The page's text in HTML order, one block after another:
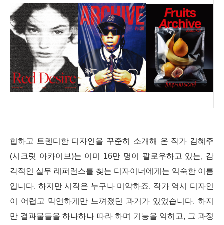
힙하고 트렌디한 디자인을 꾸준히 소개해 온 작가 김혜주
(시크릿 아카이브)는 이미 16만 명이 팔로우하고 있는, 감
각적인 실무 레퍼런스를 찾는 디자이너에게는 익숙한 이름
입니다. 하지만 시작은 누구나 미약하죠. 작가 역시 디자인
이 어렵고 막연하게만 느껴졌던 과거가 있었습니다. 하지
만 결과물들을 하나하나 따라 하며 기능을 익히고, 그 과정